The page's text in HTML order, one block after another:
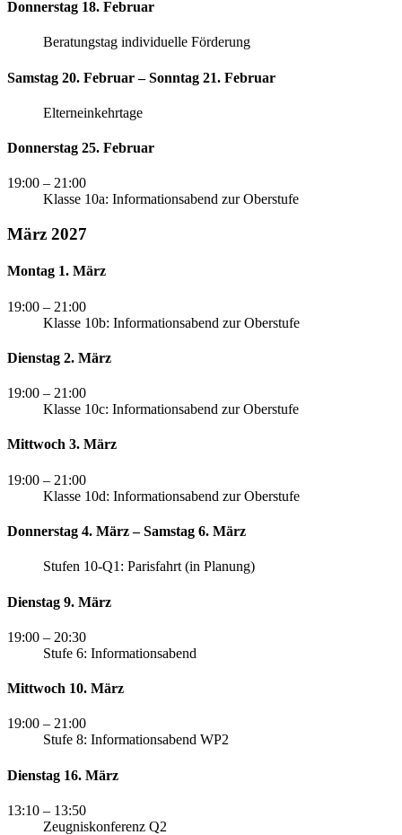
Donnerstag 18. Februar
Beratungstag individuelle Förderung
Samstag 20. Februar – Sonntag 21. Februar
Elterneinkehrtage
Donnerstag 25. Februar
19:00 – 21:00
Klasse 10a: Informationsabend zur Oberstufe
März 2027
Montag 1. März
19:00 – 21:00
Klasse 10b: Informationsabend zur Oberstufe
Dienstag 2. März
19:00 – 21:00
Klasse 10c: Informationsabend zur Oberstufe
Mittwoch 3. März
19:00 – 21:00
Klasse 10d: Informationsabend zur Oberstufe
Donnerstag 4. März – Samstag 6. März
Stufen 10-Q1: Parisfahrt (in Planung)
Dienstag 9. März
19:00 – 20:30
Stufe 6: Informationsabend
Mittwoch 10. März
19:00 – 21:00
Stufe 8: Informationsabend WP2
Dienstag 16. März
13:10 – 13:50
Zeugniskonferenz Q2